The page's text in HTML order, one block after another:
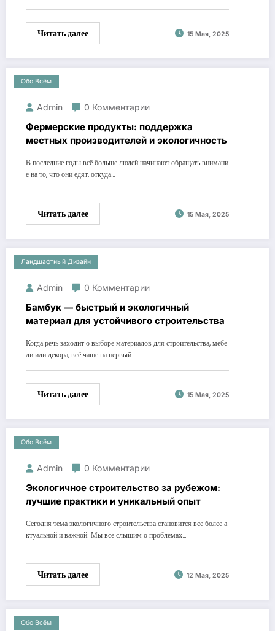
Читать далее 15 Мая, 2025
Обо Всём
Admin 0 Комментарии
Фермерские продукты: поддержка
местных производителей и экологичность
В последние годы всё больше людей начинают обращать внимани
е на то, что они едят, откуда…
Читать далее 15 Мая, 2025
Ландшафтный Дизайн
Admin 0 Комментарии
Бамбук — быстрый и экологичный
материал для устойчивого строительства
Когда речь заходит о выборе материалов для строительства, мебе
ли или декора, всё чаще на первый…
Читать далее 15 Мая, 2025
Обо Всём
Admin 0 Комментарии
Экологичное строительство за рубежом:
лучшие практики и уникальный опыт
Сегодня тема экологичного строительства становится все более а
ктуальной и важной. Мы все слышим о проблемах…
Читать далее 12 Мая, 2025
Обо Всём